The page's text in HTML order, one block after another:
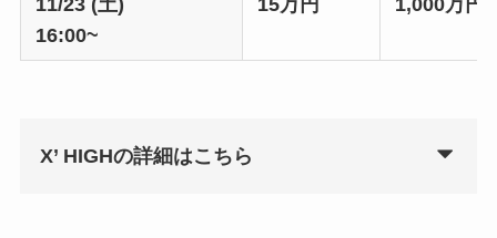
11/23 (土)
16:00~
15万円 1,000万円
X’ HIGHの詳細はこちら